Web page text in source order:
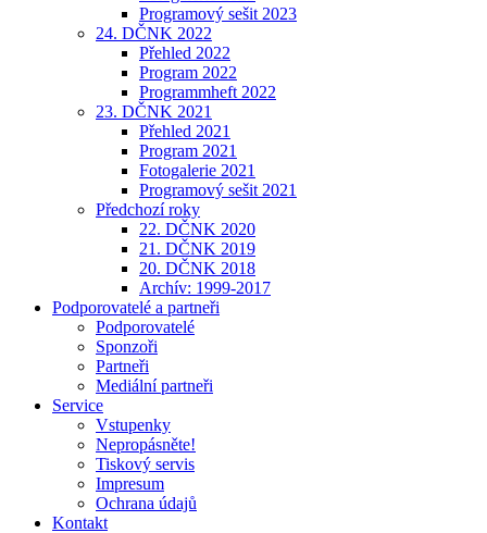
Programový sešit 2023
24. DČNK 2022
Přehled 2022
Program 2022
Programmheft 2022
23. DČNK 2021
Přehled 2021
Program 2021
Fotogalerie 2021
Programový sešit 2021
Předchozí roky
22. DČNK 2020
21. DČNK 2019
20. DČNK 2018
Archív: 1999-2017
Podporovatelé a partneři
Podporovatelé
Sponzoři
Partneři
Mediální partneři
Service
Vstupenky
Nepropásněte!
Tiskový servis
Impresum
Ochrana údajů
Kontakt